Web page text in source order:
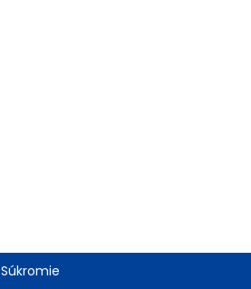
Súkromie